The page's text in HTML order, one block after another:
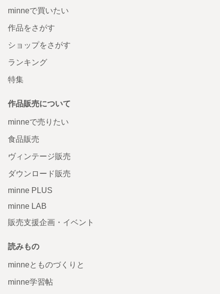
minneで買いたい
作品をさがす
ショップをさがす
ランキング
特集
作品販売について
minneで売りたい
食品販売
ヴィンテージ販売
ダウンロード販売
minne PLUS
minne LAB
販売支援企画・イベント
読みもの
minneとものづくりと
minne学習帖